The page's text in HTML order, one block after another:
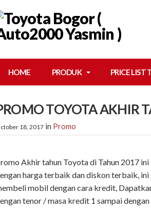
HOME PRODUK PRICE LIST
TOYOTA AKHIR
18, 2017 in Promo
Akhir tahun Toyota di Tahun 2017
harga terbaik dan diskon terbaik,
mobil dengan cara kredit,
tenor / masa kredit 1 sampai